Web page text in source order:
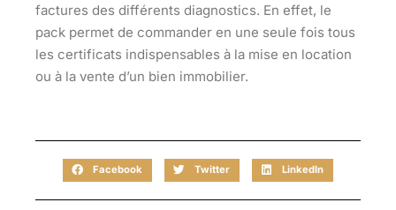
factures des différents diagnostics. En effet, le
pack permet de commander en une seule fois tous
les certificats indispensables à la mise en location
ou à la vente d’un bien immobilier.
Facebook Twitter LinkedIn